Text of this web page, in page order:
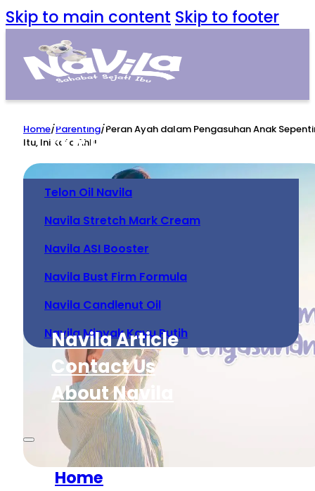
Skip to main content Skip to footer
Home
Our Product
Telon Oil Navila
Navila Stretch Mark Cream
Navila ASI Booster
Navila Bust Firm Formula
Navila Candlenut Oil
Navila Minyak Kayu Putih
Navila Article
Contact Us
About Navila
Home
Home/Parenting/Peran Ayah dalam Pengasuhan Anak
Itu, Ini Kata Ahli!